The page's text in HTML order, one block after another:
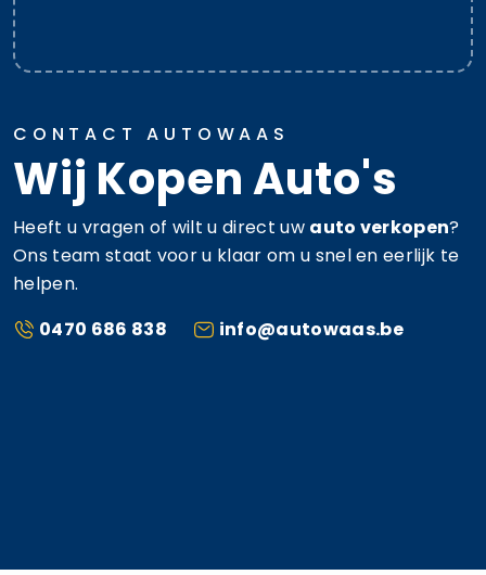
CONTACT AUTOWAAS
Wij Kopen Auto's
Heeft u vragen of wilt u direct uw auto verkopen?
Ons team staat voor u klaar om u snel en eerlijk te
helpen.
0470 686 838
info@autowaas.be